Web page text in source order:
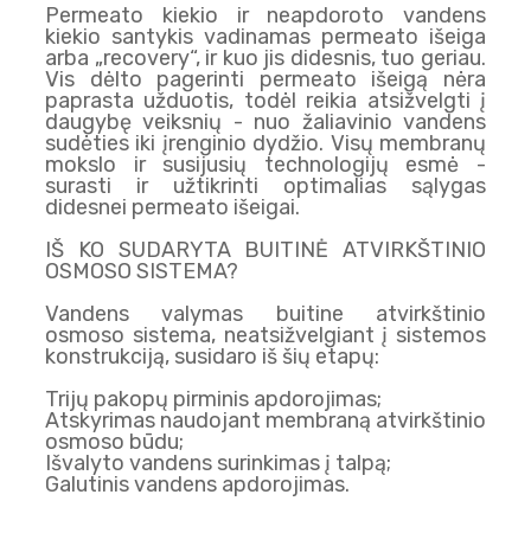
Permeato kiekio ir neapdoroto vandens
kiekio santykis vadinamas permeato išeiga
arba „recovery“, ir kuo jis didesnis, tuo geriau.
Vis dėlto pagerinti permeato išeigą nėra
paprasta užduotis, todėl reikia atsižvelgti į
daugybę veiksnių - nuo žaliavinio vandens
sudėties iki įrenginio dydžio. Visų membranų
mokslo ir susijusių technologijų esmė -
surasti ir užtikrinti optimalias sąlygas
didesnei permeato išeigai.
IŠ KO SUDARYTA BUITINĖ ATVIRKŠTINIO
OSMOSO SISTEMA?
Vandens valymas buitine atvirkštinio
osmoso sistema, neatsižvelgiant į sistemos
konstrukciją, susidaro iš šių etapų:
Trijų pakopų pirminis apdorojimas;
Atskyrimas naudojant membraną atvirkštinio
osmoso būdu;
Išvalyto vandens surinkimas į talpą;
Galutinis vandens apdorojimas.